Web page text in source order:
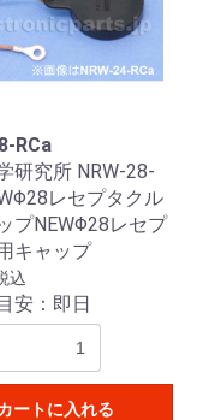
RCa
研究所 NRW-28-
レセプタクル
プNEWΦ28レセプ
キャップ
込
安：即日
ートに入れる